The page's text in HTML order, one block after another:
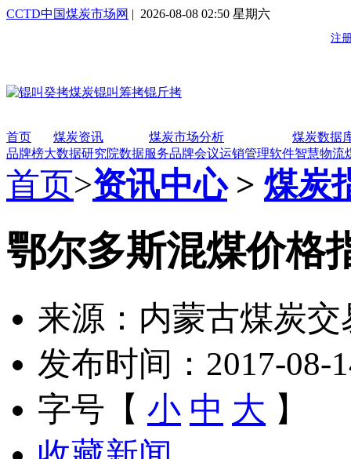
CCTD中国煤炭市场网 | 2026-08-08 02:50 星期六
首页 煤炭资讯 煤炭市场分析
煤炭数据
品牌榜大数据研究院数据服务品牌会议运销管理软件智慧物流
首页>资讯中心> 煤炭
鄂尔多斯混煤价格
来源：内蒙古煤炭交
发布时间：2017-08-
字号【 小 中 大 】